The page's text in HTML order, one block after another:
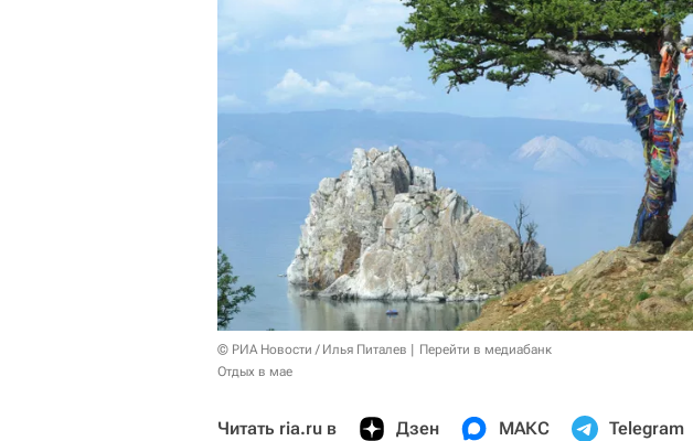
© РИА Новости / Илья Питалев
Перейти в медиабанк
Отдых в мае
Читать ria.ru в Дзен МАКС Telegram